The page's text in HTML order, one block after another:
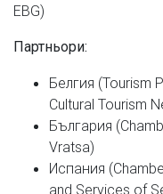
EBG)
Партньори:
Белгия (Tourism
Cultural Tourism
България
Vratsa)
Испания
and Services of